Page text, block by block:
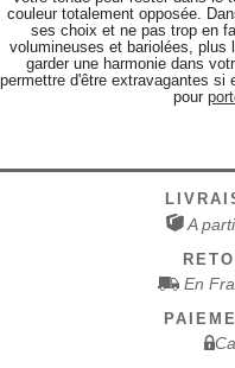
couleur totalement opposée.
ses choix et ne pas trop en
volumineuses et bariolées, plus
garder une harmonie dans
permettre d'être extravagantes si
pour
A
En